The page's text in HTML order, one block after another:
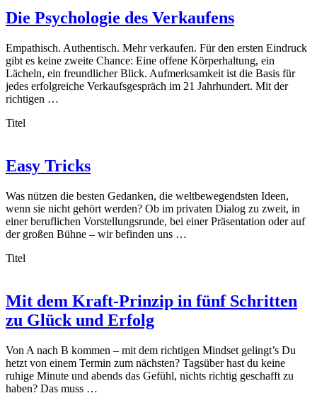
Die Psychologie des Verkaufens
Empathisch. Authentisch. Mehr verkaufen. Für den ersten Eindruck
gibt es keine zweite Chance: Eine offene Körperhaltung, ein
Lächeln, ein freundlicher Blick. Aufmerksamkeit ist die Basis für
jedes erfolgreiche Verkaufsgespräch im 21 Jahrhundert. Mit der
richtigen …
Titel
Easy Tricks
Was nützen die besten Gedanken, die weltbewegendsten Ideen,
wenn sie nicht gehört werden? Ob im privaten Dialog zu zweit, in
einer beruflichen Vorstellungsrunde, bei einer Präsentation oder auf
der großen Bühne – wir befinden uns …
Titel
Mit dem Kraft-Prinzip in fünf Schritten
zu Glück und Erfolg
Von A nach B kommen – mit dem richtigen Mindset gelingt’s Du
hetzt von einem Termin zum nächsten? Tagsüber hast du keine
ruhige Minute und abends das Gefühl, nichts richtig geschafft zu
haben? Das muss …